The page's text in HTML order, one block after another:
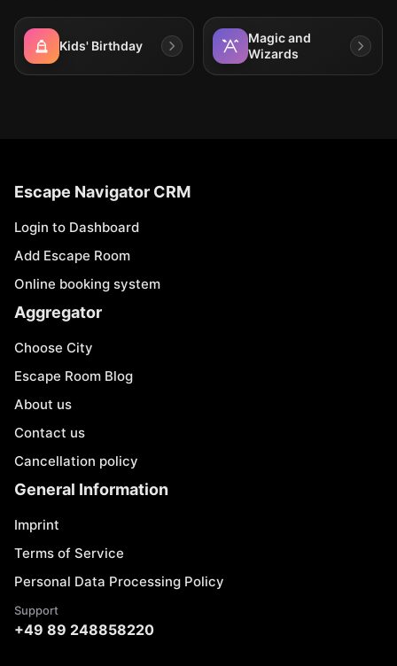
Kids' Birthday
Magic and
Wizards
Escape Navigator CRM
Login to Dashboard
Add Escape Room
Online booking system
Aggregator
Choose City
Escape Room Blog
About us
Contact us
Cancellation policy
General Information
Imprint
Terms of Service
Personal Data Processing Policy
Support
+49 89 248858220